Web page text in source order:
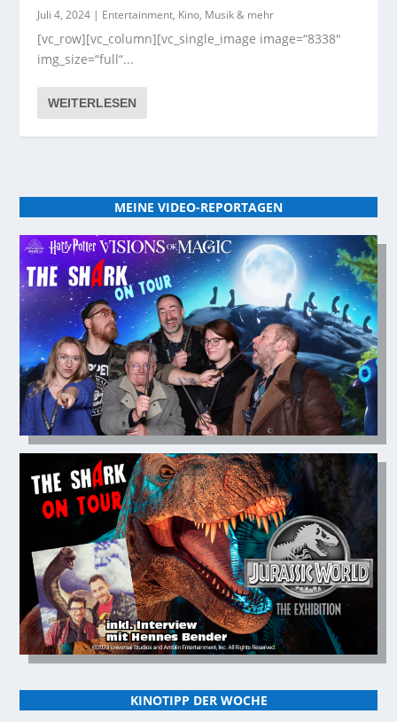
Juli 4, 2024 | Entertainment, Kino, Musik & mehr
[vc_row][vc_column][vc_single_image image=“8338″
img_size=“full“...
WEITERLESEN
MEINE VIDEO-REPORTAGEN
KINOTIPP DER WOCHE